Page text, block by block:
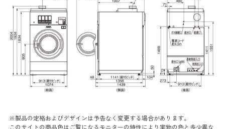
※製品の定格およびデザインは予告なく変更する場合があります。
このサイトの商品色はご覧になるモニターの特性により実物の色と多少異な